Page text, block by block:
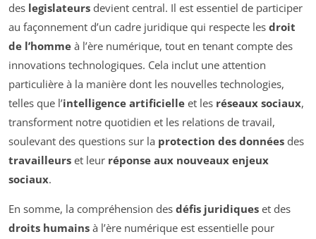
des legislateurs devient central. Il est essentiel de participer
au façonnement d’un cadre juridique qui respecte les droit
de l’homme à l’ère numérique, tout en tenant compte des
innovations technologiques. Cela inclut une attention
particulière à la manière dont les nouvelles technologies,
telles que l’intelligence artificielle et les réseaux sociaux,
transforment notre quotidien et les relations de travail,
soulevant des questions sur la protection des données des
travailleurs et leur réponse aux nouveaux enjeux
sociaux.
En somme, la compréhension des défis juridiques et des
droits humains à l’ère numérique est essentielle pour